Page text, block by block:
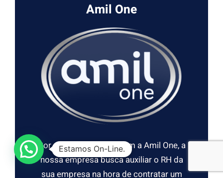
Amil One
Por meio da parceria com a Amil One, a
nossa empresa busca auxiliar o RH da
sua empresa na hora de contratar um
Estamos On-Line.